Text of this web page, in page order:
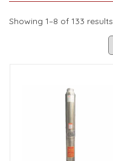
Showing 1–8 of 133 results